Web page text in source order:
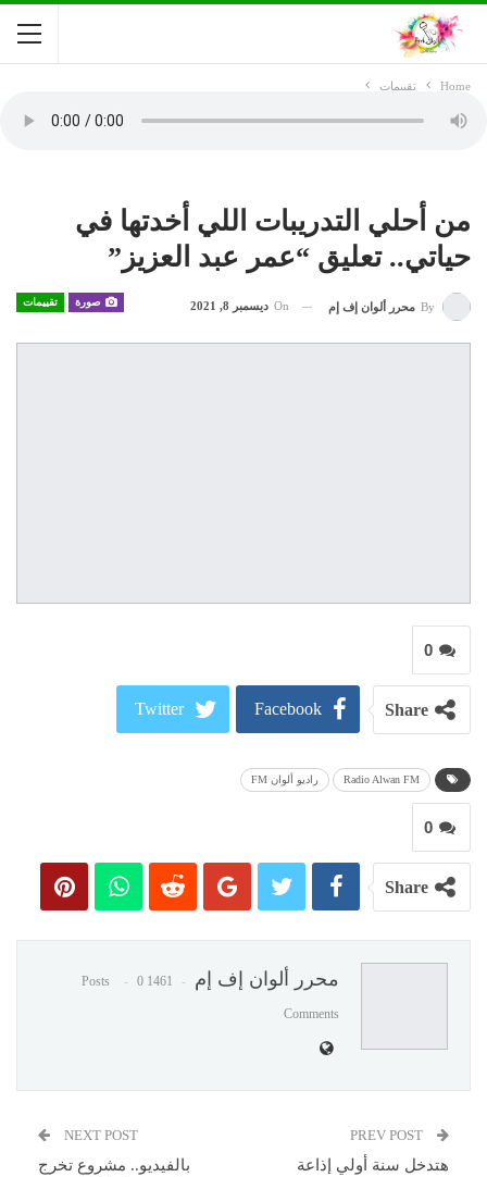
Home تقييمات
من أحلي التدريبات اللي أخدتها في
حياتي.. تعليق “عمر عبد العزيز”
صورة تقييمات By محرر ألوان إف إم On ديسمبر 8, 2021
0
Share
Facebook
Twitter
البريد الالكتروني
Radio Alwan FM راديو ألوان FM
0
Share
محرر ألوان إف إم 1461 Posts
0
Comments
هتدخل سنة أولي إذاعة
NEXT POST
بالفيديو.. مشروع تخرج